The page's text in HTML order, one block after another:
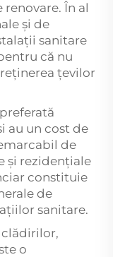
În al
și de
sanitare
că nu
țevilor
au un cost de
de
și rezidențiale
constituie
de
sanitare.
o